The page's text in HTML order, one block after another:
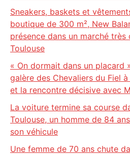
Sneakers, baskets et
boutique de 300 m², New
présence dans un marché très
Toulouse
« On dormait dans un placard
galère des Chevaliers du Fiel
et la rencontre décisive avec
La voiture termine sa course
Toulouse, un homme de 84
son véhicule
Une femme de 70 ans chute